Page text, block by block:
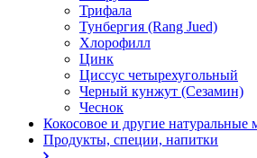
Трифала
Тунбергия (Rang Jued)
Хлорофилл
Цинк
Циссус четырехугольный
Черный кунжут (Сезамин)
Чеснок
Кокосовое и другие натуральные
Продукты, специи, напитки